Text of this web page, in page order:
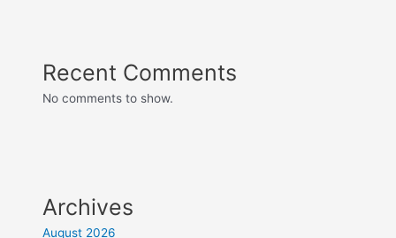
Recent Comments
No comments to show.
Archives
August 2026